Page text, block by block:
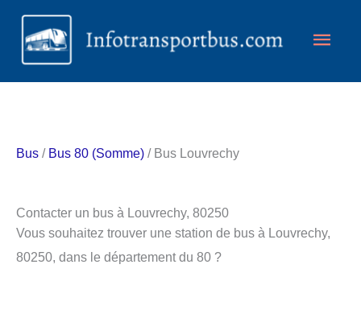
Aller
contenu
Bus / Bus 80 (Somme) / Bus Louvrechy
Contacter un bus à Louvrechy, 80250
Vous souhaitez trouver une station de bus à Louvrechy,
80250, dans le département du 80 ?